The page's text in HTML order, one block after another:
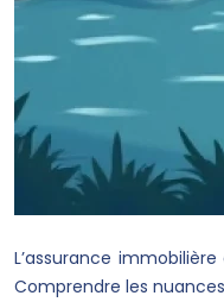
L’assurance
Comprendre les